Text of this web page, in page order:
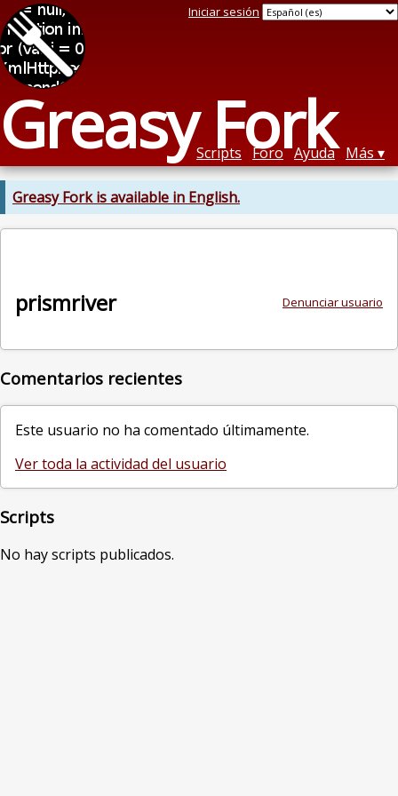
Greasy Fork
Iniciar sesión
Scripts Foro Ayuda Más
Greasy Fork is available in English.
Denunciar usuario
prismriver
Comentarios recientes
Este usuario no ha comentado últimamente.
Ver toda la actividad del usuario
Scripts
No hay scripts publicados.